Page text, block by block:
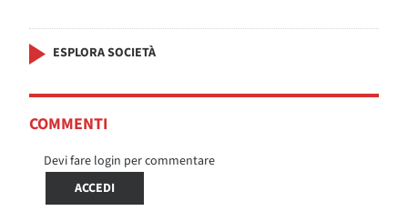
ESPLORA SOCIETÀ
COMMENTI
Devi fare login per commentare
ACCEDI